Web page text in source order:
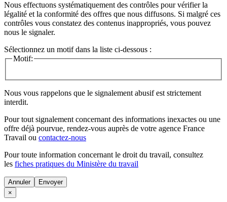
Nous effectuons systématiquement des contrôles pour vérifier la
légalité et la conformité des offres que nous diffusons. Si malgré ces
contrôles vous constatez des contenus inappropriés, vous pouvez
nous le signaler.
Sélectionnez un motif dans la liste ci-dessous :
Motif:
Nous vous rappelons que le signalement abusif est strictement
interdit.
Pour tout signalement concernant des informations inexactes ou une
offre déjà pourvue, rendez-vous auprès de votre agence France
Travail ou contactez-nous
Pour toute information concernant le droit du travail, consultez
les fiches pratiques du Ministère du travail
Annuler
×